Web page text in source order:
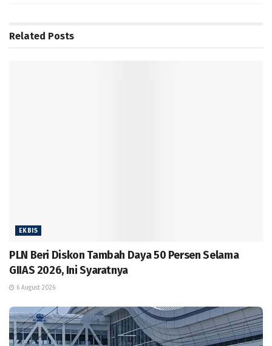
Related Posts
EKBIS
PLN Beri Diskon Tambah Daya 50 Persen Selama
GIIAS 2026, Ini Syaratnya
6 August 2026